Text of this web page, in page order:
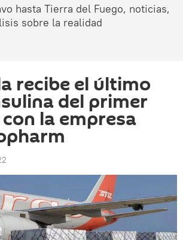
hasta Tierra del Fuego, noticias,
sobre la realidad
recibe el último
del primer
la empresa